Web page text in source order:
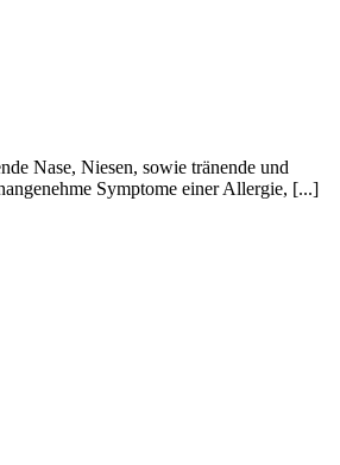
Nase, Niesen, sowie tränende und
Symptome einer Allergie, [...]